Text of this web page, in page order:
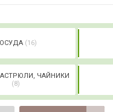
(16)
ЧАЙНИКИ
(8)